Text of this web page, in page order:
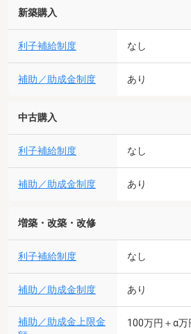
新築購入
利子補給制度 なし
補助／助成金制度 あり
中古購入
利子補給制度 なし
補助／助成金制度 あり
増築・改築・改修
利子補給制度 なし
補助／助成金制度 あり
補助／助成金上限金
100万円＋α万